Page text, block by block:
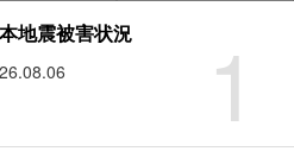
1
地震被害状況